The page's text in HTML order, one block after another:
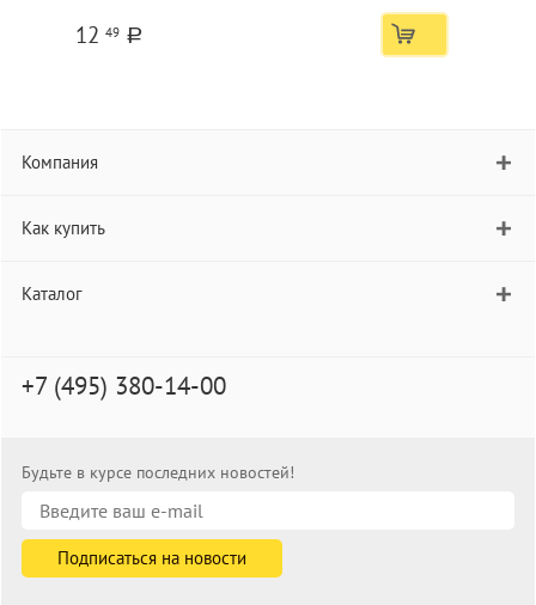
12 49 a
Компания
Как купить
Каталог
+7 (495) 380-14-00
Будьте в курсе последних новостей!